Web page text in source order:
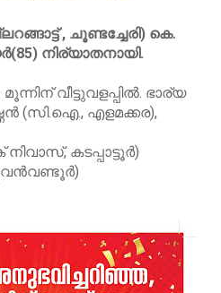
, ചൂണ്ടച്ചേരി) കെ.
നിര്യാതനായി.
വീട്ടുവളപ്പിൽ. ഭാര്യ
(സി.ഐ., എളമക്കര),
കടപ്പാട്ടൂർ)